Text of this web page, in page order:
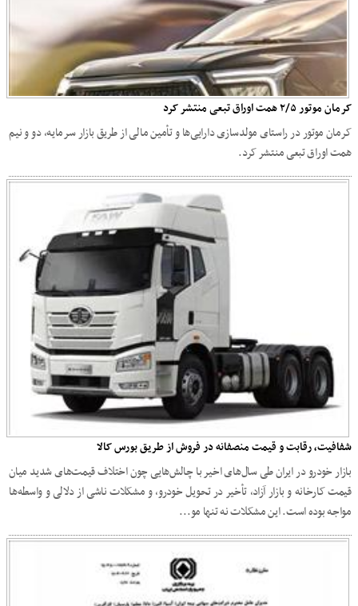
کرمان موتور ٢/۵ همت اوراق تبعی منتشر کرد
کرمان موتور در راستای مولدسازی دارایی‌ها و تأمین مالی از طریق بازار سرمایه، دو و نیم
همت اوراق تبعی منتشر کرد.
شفافیت، رقابت و قیمت منصفانه در فروش از طریق بورس کالا
بازار خودرو در ایران طی سال‌های اخیر با چالش‌هایی چون اختلاف قیمت‌های شدید میان
قیمت کارخانه و بازار آزاد، تأخیر در تحویل خودرو، و مشکلات ناشی از دلالی و واسطه‌ها
مواجه بوده است. این مشکلات نه تنها مو...